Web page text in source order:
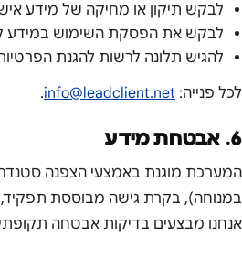
לבקש תיקון או מחיקה של מידע
לבקש את הפסקת השימוש במידע
להגיש תלונה לרשות להגנת
לכל פנייה: info@leadclient.net
.
6. אבטחת מידע
במנוחה), בקרת גישה מבוססת תפקיד,
אנחנו מבצעים בדיקות אבטחה